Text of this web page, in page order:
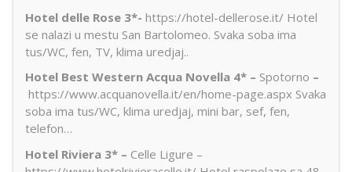
Hotel delle Rose 3*- https://hotel-dellerose.it/ Hotel
se nalazi u mestu San Bartolomeo. Svaka soba ima
tus/WC, fen, TV, klima uredjaj..
Hotel Best Western Acqua Novella 4* – Spotorno –
https://www.acquanovella.it/en/home-page.aspx Svaka
soba ima tus/WC, klima uredjaj, mini bar, sef, fen,
telefon…
Hotel Riviera 3* – Celle Ligure –